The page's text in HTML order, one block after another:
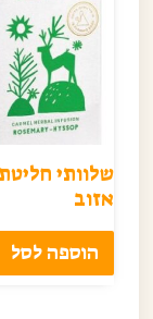
שלוותי
אזוב
הוספה לסל